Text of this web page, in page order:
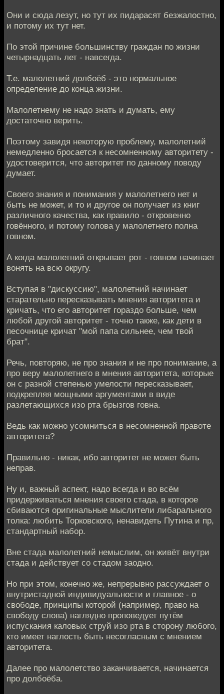
Они и сюда лезут, но тут их пидарасят безжалостно,
и потому их тут нет.
По этой причине большинству граждан по жизни
четырнадцать лет - навсегда.
Т.е. малолетний долбоёб - это нормальное
определение до конца жизни.
Малолетнему не надо знать и думать, ему
достаточно верить.
Поэтому завидя некоторую проблему, малолетний
немедленно бросается к несомненному авторитету -
удостоверится, что авторитет по данному поводу
думает.
Своего знания и понимания у малолетнего нет и
быть не может, и то и другое он получает из книг
различного качества, как правило - откровенно
говённого, и потому голова у малолетнего полна
говном.
А когда малолетний открывает рот - говном начинает
вонять на всю округу.
Вступая в "дискуссию", малолетний начинает
старательно пересказывать мнения авторитета и
кричать, что его авторитет гораздо больше, чем
любой другой авторитет - точно также, как дети в
песочнице кричат "мой папа сильнее, чем твой
брат".
Речь, повторяю, не про знания и не про понимание, а
про веру малолетнего в мнения авторитета, которые
он с разной степенью умелости пересказывает,
подкрепляя мощными аргументами в виде
разлетающихся изо рта брызгов говна.
Ведь как можно усомниться в несомненной правоте
авторитета?
Правильно - никак, ибо авторитет не может быть
неправ.
Ну и, важный аспект, надо всегда и во всём
придерживаться мнения своего стада, в которое
сбиваются оригинальные мыслители либарального
толка: любить Торковского, ненавидеть Путина и пр,
стандартный набор.
Вне стада малолетний немыслим, он живёт внутри
стада и действует со стадом заодно.
Но при этом, конечно же, непрерывно рассуждает о
внутристадной индивидуальности и главное - о
свободе, принципы которой (например, право на
свободу слова) наглядно проповедует путём
испускания каловых струй изо рта в сторону любого,
кто имеет наглость быть несогласным с мнением
авторитета.
Далее про малолетство заканчивается, начинается
про долбоёба.